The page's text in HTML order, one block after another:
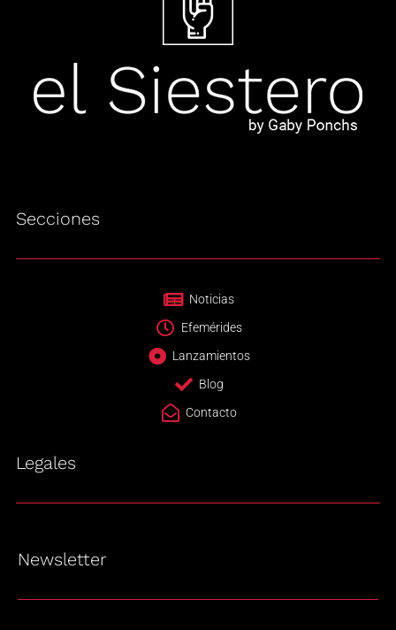
Secciones
Noticias
Efemérides
Lanzamientos
Blog
Contacto
Legales
Newsletter